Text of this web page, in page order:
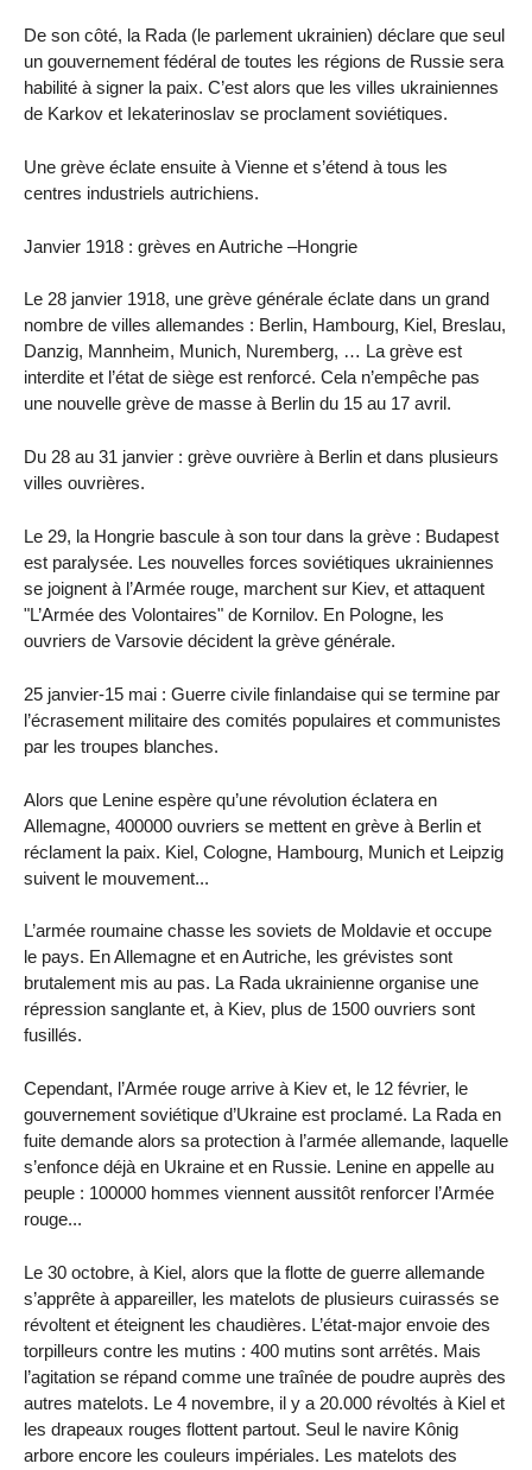
De son côté, la Rada (le parlement ukrainien) déclare que seul
un gouvernement fédéral de toutes les régions de Russie sera
habilité à signer la paix. C’est alors que les villes ukrainiennes
de Karkov et Iekaterinoslav se proclament soviétiques.
Une grève éclate ensuite à Vienne et s’étend à tous les
centres industriels autrichiens.
Janvier 1918 : grèves en Autriche –Hongrie
Le 28 janvier 1918, une grève générale éclate dans un grand
nombre de villes allemandes : Berlin, Hambourg, Kiel, Breslau,
Danzig, Mannheim, Munich, Nuremberg, … La grève est
interdite et l’état de siège est renforcé. Cela n’empêche pas
une nouvelle grève de masse à Berlin du 15 au 17 avril.
Du 28 au 31 janvier : grève ouvrière à Berlin et dans plusieurs
villes ouvrières.
Le 29, la Hongrie bascule à son tour dans la grève : Budapest
est paralysée. Les nouvelles forces soviétiques ukrainiennes
se joignent à l’Armée rouge, marchent sur Kiev, et attaquent
"L’Armée des Volontaires" de Kornilov. En Pologne, les
ouvriers de Varsovie décident la grève générale.
25 janvier-15 mai : Guerre civile finlandaise qui se termine par
l’écrasement militaire des comités populaires et communistes
par les troupes blanches.
Alors que Lenine espère qu’une révolution éclatera en
Allemagne, 400000 ouvriers se mettent en grève à Berlin et
réclament la paix. Kiel, Cologne, Hambourg, Munich et Leipzig
suivent le mouvement...
L’armée roumaine chasse les soviets de Moldavie et occupe
le pays. En Allemagne et en Autriche, les grévistes sont
brutalement mis au pas. La Rada ukrainienne organise une
répression sanglante et, à Kiev, plus de 1500 ouvriers sont
fusillés.
Cependant, l’Armée rouge arrive à Kiev et, le 12 février, le
gouvernement soviétique d’Ukraine est proclamé. La Rada en
fuite demande alors sa protection à l’armée allemande, laquelle
s’enfonce déjà en Ukraine et en Russie. Lenine en appelle au
peuple : 100000 hommes viennent aussitôt renforcer l’Armée
rouge...
Le 30 octobre, à Kiel, alors que la flotte de guerre allemande
s’apprête à appareiller, les matelots de plusieurs cuirassés se
révoltent et éteignent les chaudières. L’état-major envoie des
torpilleurs contre les mutins : 400 mutins sont arrêtés. Mais
l’agitation se répand comme une traînée de poudre auprès des
autres matelots. Le 4 novembre, il y a 20.000 révoltés à Kiel et
les drapeaux rouges flottent partout. Seul le navire Kônig
arbore encore les couleurs impériales. Les matelots des